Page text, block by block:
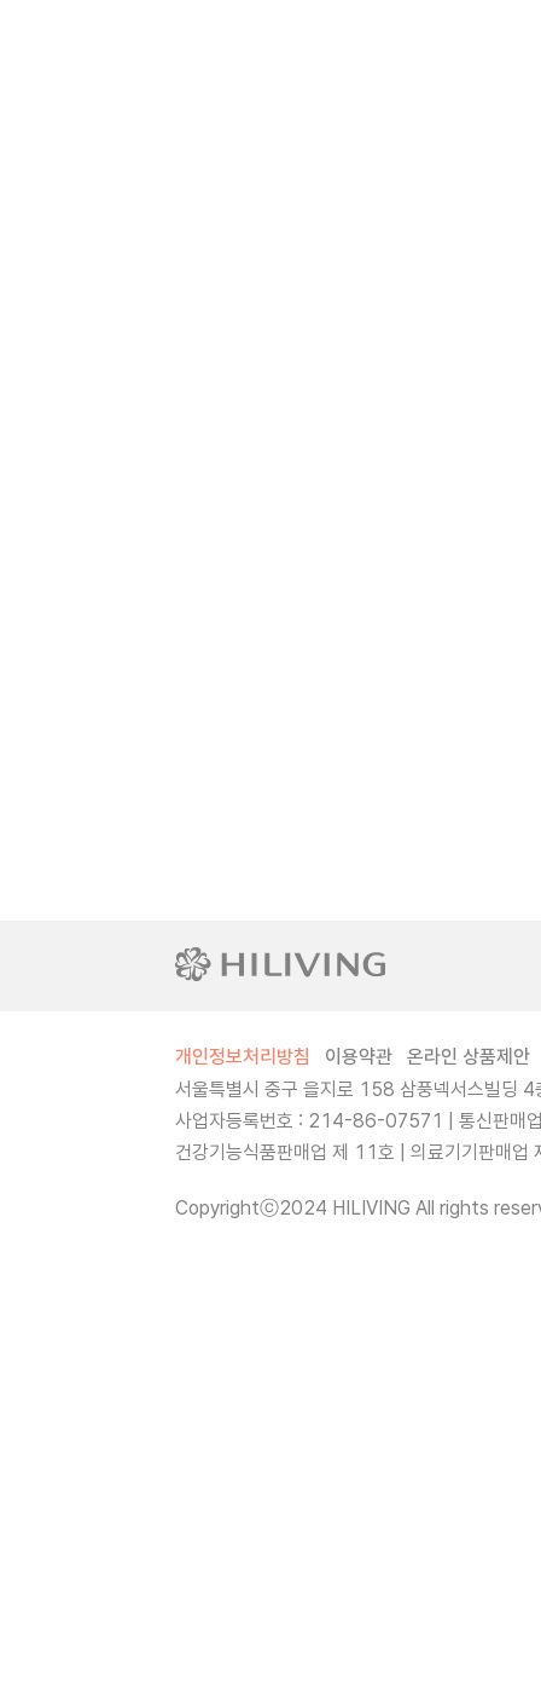
개인정보처리방침 이용약관
온라인 상품제안
서울특별시 중구 을지로 158 삼풍넥서스빌딩
사업자등록번호 : 214-86-07571 | 통신판매
건강기능식품판매업 제 11호 | 의료기기판매
Copyrightⓒ2024 HILIVING All rights